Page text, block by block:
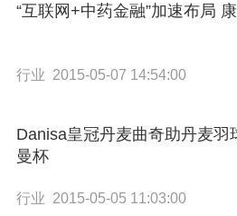
“互联网+中药金融”加速布局
行业 2015-05-07 14:54:00
Danisa皇冠丹麦曲奇助丹麦羽
曼杯
行业 2015-05-05 11:03:00